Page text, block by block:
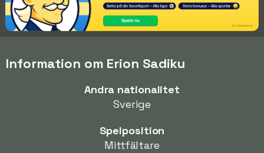
Information om Erion Sadiku
Andra nationalitet
Sverige
Spelposition
Mittfältare